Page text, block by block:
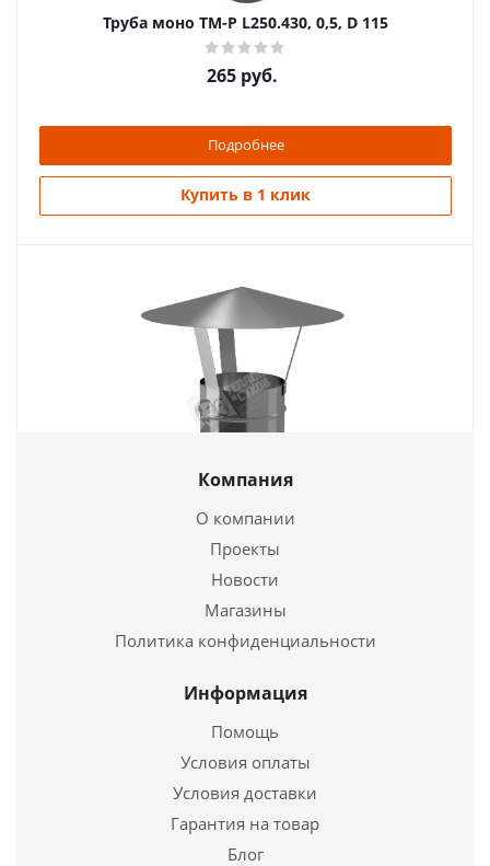
Труба моно ТМ-Р L250.430, 0,5, D 115
265руб.
Подробнее
Купить в 1 клик
438руб.
Подробнее
Купить в 1 клик
Компания
О компании
Проекты
Новости
Магазины
Политика конфиденциальности
Информация
Помощь
Условия оплаты
Условия доставки
Гарантия на товар
Блог